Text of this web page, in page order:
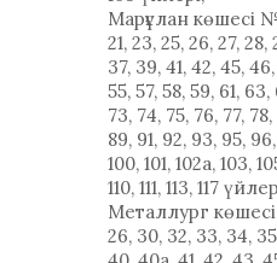
Марғұлан көшесі №
21, 23, 25, 26, 27,
37, 39, 41, 42, 45,
55, 57, 58, 59, 61, 63,
73, 74, 75, 76, 77,
89, 91, 92, 93, 95,
100, 101, 102а, 103,
110, 111, 113, 117
Металлург көшесі
26, 30, 32, 33, 34,